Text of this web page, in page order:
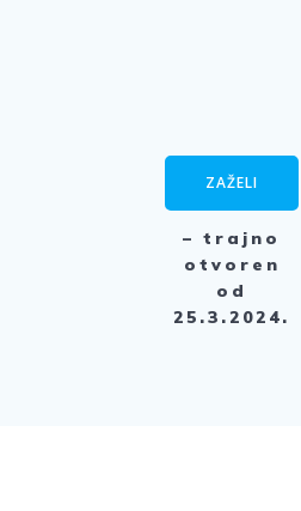
ZAŽELI
– trajno
otvoren
od
25.3.2024.